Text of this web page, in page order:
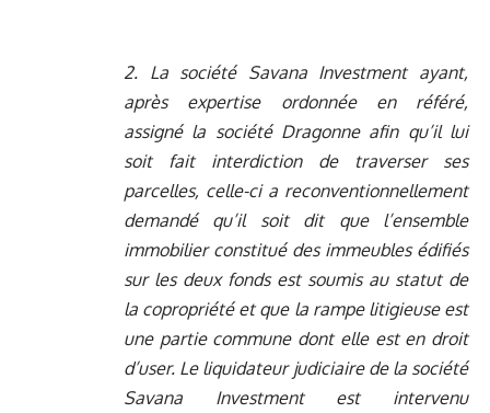
2. La société Savana Investment ayant,
après expertise ordonnée en référé,
assigné la société Dragonne afin qu’il lui
soit fait interdiction de traverser ses
parcelles, celle-ci a reconventionnellement
demandé qu’il soit dit que l’ensemble
immobilier constitué des immeubles édifiés
sur les deux fonds est soumis au statut de
la copropriété et que la rampe litigieuse est
une partie commune dont elle est en droit
d’user. Le liquidateur judiciaire de la société
Savana Investment est intervenu